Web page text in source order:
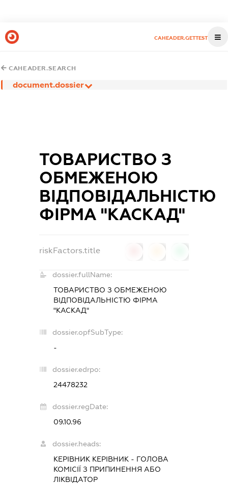
CAHEADER.GETTEST
CAHEADER.SEARCH
document.dossier
ТОВАРИСТВО З
ОБМЕЖЕНОЮ
ВІДПОВІДАЛЬНІСТЮ
ФІРМА "КАСКАД"
riskFactors.title
dossier.fullName:
ТОВАРИСТВО З ОБМЕЖЕНОЮ
ВІДПОВІДАЛЬНІСТЮ ФІРМА
"КАСКАД"
dossier.opfSubType:
-
dossier.edrpo:
24478232
dossier.regDate:
09.10.96
dossier.heads:
КЕРІВНИК КЕРІВНИК - ГОЛОВА
КОМІСІЇ З ПРИПИНЕННЯ АБО
ЛІКВІДАТОР